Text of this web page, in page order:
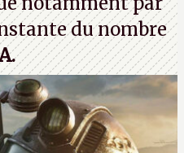
du nombre